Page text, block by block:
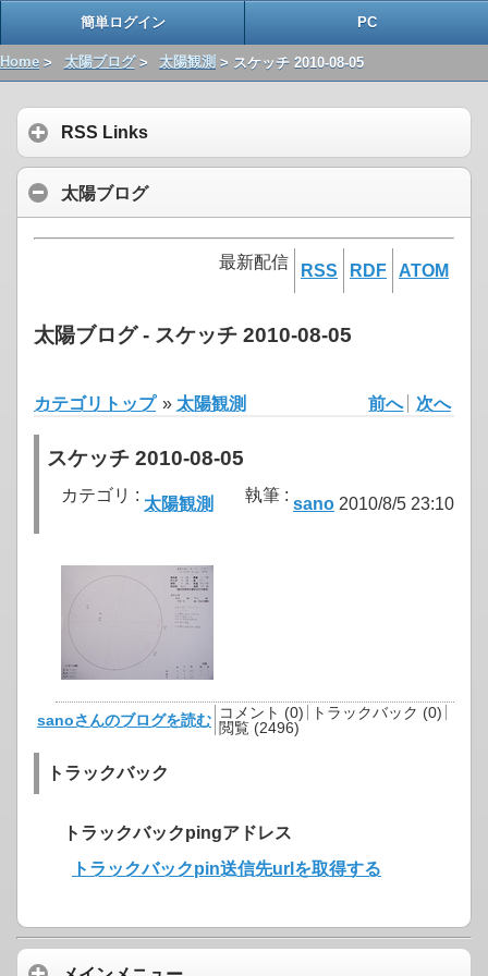
簡単ログイン PC
Home > 太陽ブログ> 太陽観測 > スケッチ 2010-08-05
RSS Links
太陽ブログ
最新配信 RSS RDF ATOM
太陽ブログ - スケッチ 2010-08-05
カテゴリトップ » 太陽観測 前へ 次へ
スケッチ 2010-08-05
カテゴリ : 太陽観測 執筆 : sano 2010/8/5 23:10
sanoさんのブログを読む コメント (0)
トラックバック (0)
閲覧 (2496)
トラックバック
トラックバックpingアドレス
トラックバックpin送信先urlを取得する